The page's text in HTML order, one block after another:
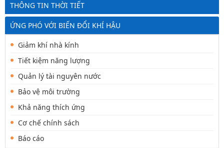
THÔNG TIN THỜI TIẾT
ỨNG PHÓ VỚI BIẾN ĐỔI KHÍ HẬU
Giảm khí nhà kính
Tiết kiệm năng lượng
Quản lý tài nguyên nước
Bảo vệ môi trường
Khả năng thích ứng
Cơ chế chính sách
Báo cáo